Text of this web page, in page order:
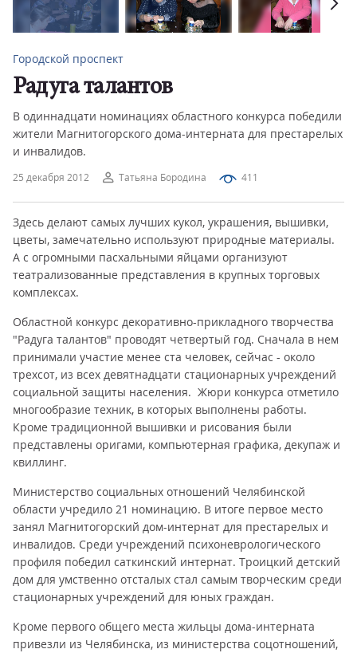
25 декабря 2012 Татьяна Бородина 411
Городской проспект
Радуга талантов
В одиннадцати номинациях областного конкурса победили
жители Магнитогорского дома-интерната для престарелых
и инвалидов.
Здесь делают самых лучших кукол, украшения, вышивки,
цветы, замечательно используют природные материалы.
А с огромными пасхальными яйцами организуют
театрализованные представления в крупных торговых
комплексах.
Областной конкурс декоративно-прикладного творчества
"Радуга талантов" проводят четвертый год. Сначала в нем
принимали участие менее ста человек, сейчас - около
трехсот, из всех девятнадцати стационарных учреждений
социальной защиты населения. Жюри конкурса отметило
многообразие техник, в которых выполнены работы.
Кроме традиционной вышивки и рисования были
представлены оригами, компьютерная графика, декупаж и
квиллинг.
Министерство социальных отношений Челябинской
области учредило 21 номинацию. В итоге первое место
занял Магнитогорский дом-интернат для престарелых и
инвалидов. Среди учреждений психоневрологического
профиля победил саткинский интернат. Троицкий детский
дом для умственно отсталых стал самым творческим среди
стационарных учреждений для юных граждан.
Кроме первого общего места жильцы дома-интерната
привезли из Челябинска, из министерства соцотношений,